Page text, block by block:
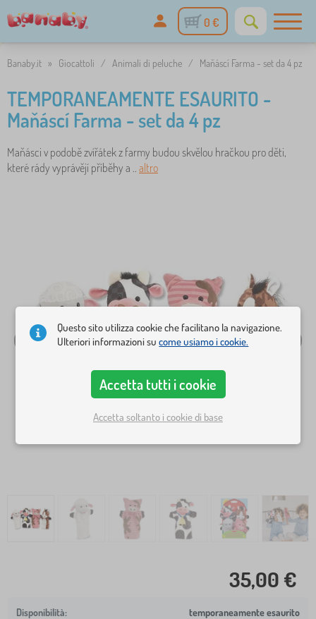
0 €
Banaby.it » Giocattoli / Animali di peluche / Maňáscí Farma - set da 4 pz
TEMPORANEAMENTE ESAURITO -
Maňáscí Farma - set da 4 pz
Maňásci v podobě zvířátek z farmy budou skvělou hračkou pro děti,
které rády vyprávějí příběhy a .. altro
35,00 €
temporaneamente esaurito
Questo sito utilizza cookie che facilitano la navigazione.
Ulteriori informazioni sucome usiamo i cookie.
Accetta tutti i cookie
Accetta soltanto i cookie di base